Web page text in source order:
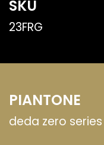
PIANTONE
deda zero series
SKU
23FRG